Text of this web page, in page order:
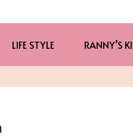
LIFE STYLE RANNY’S